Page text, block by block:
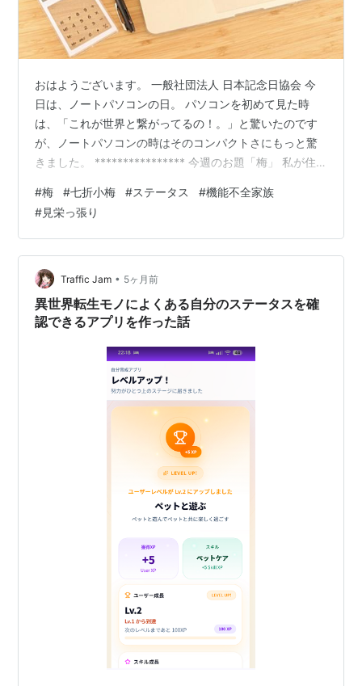
おはようございます。 一般社団法人 日本記念日協会 今
日は、ノートパソコンの日。 パソコンを初めて見た時
は、「これが世界と繋がってるの！。」と驚いたのです
が、ノートパソコンの時はそのコンパクトさにもっと驚
きました。 **************** 今週のお題「梅」 私が住
ます。 母は、毎年この七折小梅を漬けていました。 これ
じゃないといけなかったようです。 梅が大好き 絶対に漬
けなくちゃと言うのではなく、高いけどきれいな七折小
梅を探す 〇㎏買って漬けて、お裾分けする行為にステー
タスを感じていたんです。 酷い言い草だよとお思いいで
しょうが、毒親…
#梅 #七折小梅 #ステータス #機能不全家族
#見栄っ張り
Traffic Jam • 5ヶ月前
異世界転生モノによくある自分のステータスを確
認できるアプリを作った話